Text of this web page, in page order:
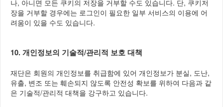
나, 아니면 모든 쿠키의 저장을 거부할 수도 있습니다. 단, 쿠키저
장을 거부할 경우에는 로그인이 필요한 일부 서비스의 이용에 어
려움이 있을 수도 있습니다.
10. 개인정보의 기술적/관리적 보호 대책
재단은 회원의 개인정보를 취급함에 있어 개인정보가 분실, 도난,
유출, 변조 또는 훼손되지 않도록 안전성 확보를 위하여 다음과 같
은 기술적/관리적 대책을 강구하고 있습니다.